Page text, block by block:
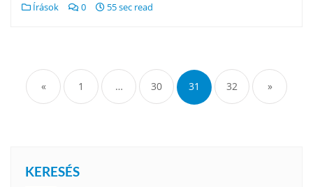
Írások 0 55 sec read
lapozása
« 1 … 30 31 32 »
KERESÉS